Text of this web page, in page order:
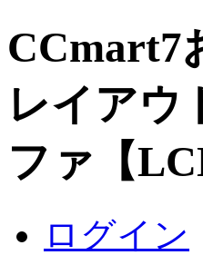
CCmart7
レイアウ
ファ【
ログイン